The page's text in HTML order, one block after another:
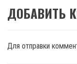
ДОБАВИТЬ
Для отправки